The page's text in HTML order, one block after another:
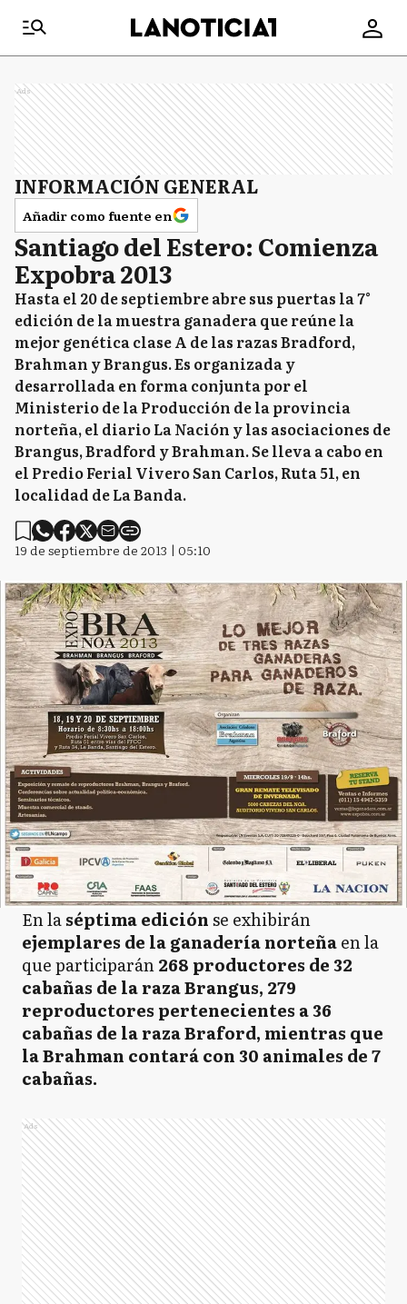
Ads
INFORMACIÓN GENERAL
Añadir como fuente en
Santiago del Estero: Comienza
Expobra 2013
Hasta el 20 de septiembre abre sus puertas la 7°
edición de la muestra ganadera que reúne la
mejor genética clase A de las razas Bradford,
Brahman y Brangus. Es organizada y
desarrollada en forma conjunta por el
Ministerio de la Producción de la provincia
norteña, el diario La Nación y las asociaciones de
Brangus, Bradford y Brahman. Se lleva a cabo en
el Predio Ferial Vivero San Carlos, Ruta 51, en
localidad de La Banda.
19 de septiembre de 2013 | 05:10
En laséptima ediciónse exhibirán
ejemplares de la ganadería norteñaen la
que participarán268 productores de 32
cabañas de la raza Brangus, 279
reproductores pertenecientes a 36
cabañas de la raza Braford, mientras que
la Brahman contará con 30 animales de 7
cabañas.
Ads